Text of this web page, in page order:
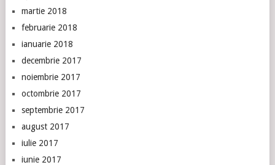
martie 2018
februarie 2018
ianuarie 2018
decembrie 2017
noiembrie 2017
octombrie 2017
septembrie 2017
august 2017
iulie 2017
iunie 2017